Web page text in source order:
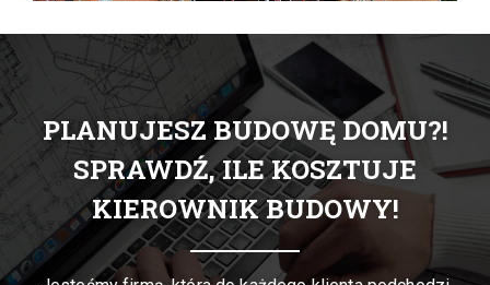
PLANUJESZ BUDOWĘ DOMU?!
SPRAWDŹ, ILE KOSZTUJE
KIEROWNIK BUDOWY!